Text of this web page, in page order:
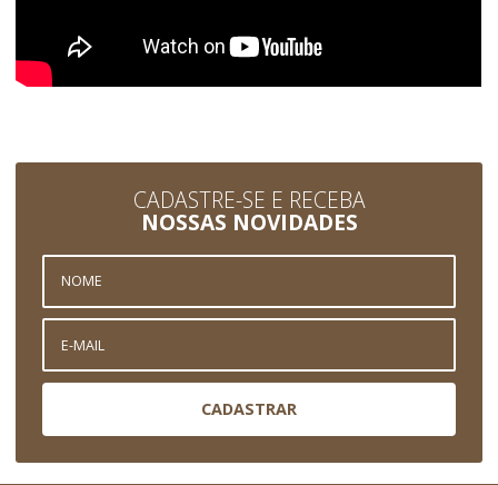
CADASTRE-SE E RECEBA
NOSSAS NOVIDADES
CADASTRAR